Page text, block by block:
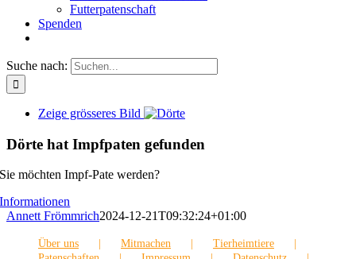
Futterpatenschaft
Spenden
Suche nach:
Zeige grösseres Bild
Dörte hat Impfpaten gefunden
Sie möchten Impf-Pate werden?
Informationen
Annett Frömmrich2024-12-21T09:32:24+01:00
Über uns Mitmachen
Tierheimtiere